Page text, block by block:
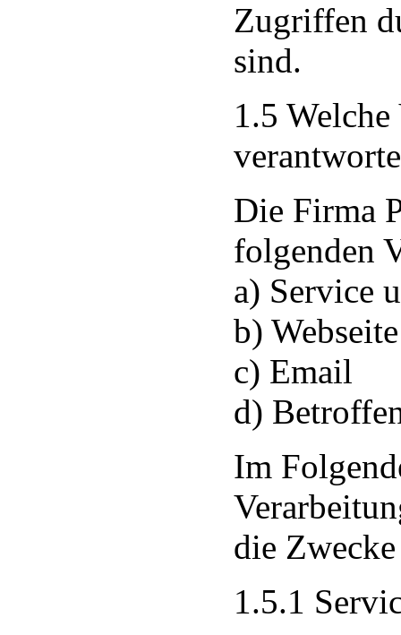
Zugriffen
sind.
1.5
Die Firma
folgenden
a) Service
b) Webseite
c) Email
d)
Im
die
1.5.1